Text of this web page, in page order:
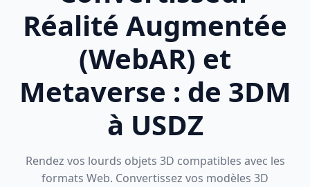
Réalité Augmentée
(WebAR) et
Metaverse : de 3DM
à USDZ
Rendez vos lourds objets 3D compatibles avec les
formats Web. Convertissez vos modèles 3D